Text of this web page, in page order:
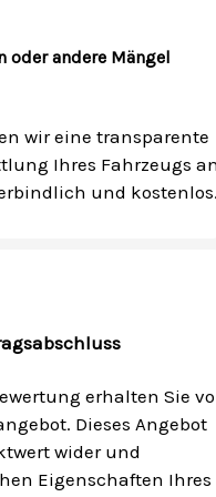
oder andere Mängel
wir eine transparente
Ihres Fahrzeugs
und
erhalten Sie
Dieses Angebot
wider und
Eigenschaften Ihres